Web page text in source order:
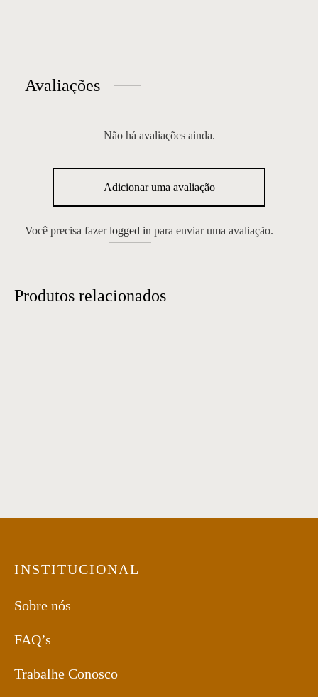
Avaliações
Não há avaliações ainda.
Adicionar uma avaliação
Você precisa fazerlogged in para enviar uma avaliação.
Produtos relacionados
INSTITUCIONAL
Sobre nós
FAQ’s
Trabalhe Conosco